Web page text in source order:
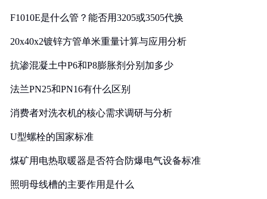
F1010E是什么管？能否用3205或3505代换
20x40x2镀锌方管单米重量计算与应用分析
抗渗混凝土中P6和P8膨胀剂分别加多少
法兰PN25和PN16有什么区别
消费者对洗衣机的核心需求调研与分析
U型螺栓的国家标准
煤矿用电热取暖器是否符合防爆电气设备标准
照明母线槽的主要作用是什么